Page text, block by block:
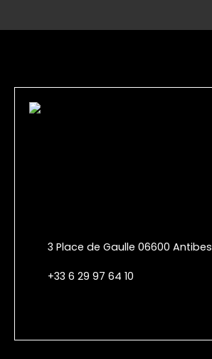
3 Place de Gaulle 06600 Antibes
+33 6 29 97 64 10